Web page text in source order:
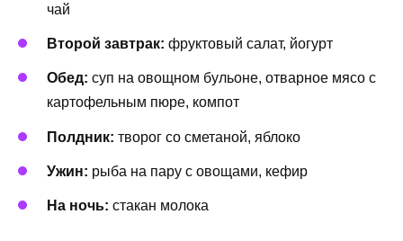
чай
Второй завтрак: фруктовый салат, йогурт
Обед: суп на овощном бульоне, отварное мясо с
картофельным пюре, компот
Полдник: творог со сметаной, яблоко
Ужин: рыба на пару с овощами, кефир
На ночь: стакан молока